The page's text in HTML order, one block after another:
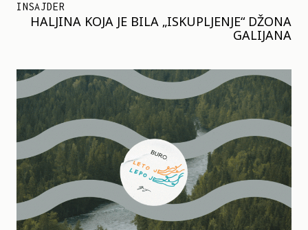
INSAJDER
HALJINA KOJA JE BILA „ISKUPLJENJE“ DŽONA
GALIJANA